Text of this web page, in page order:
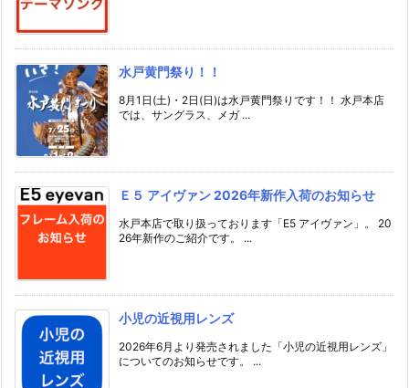
水戸黄門祭り！！
8月1日(土)・2日(日)は水戸黄門祭りです！！ 水戸本店
では、サングラス、メガ ...
Ｅ５ アイヴァン 2026年新作入荷のお知らせ
水戸本店で取り扱っております「E5 アイヴァン」。 20
26年新作のご紹介です。 ...
小児の近視用レンズ
2026年6月より発売されました「小児の近視用レンズ」
についてのお知らせです。 ...